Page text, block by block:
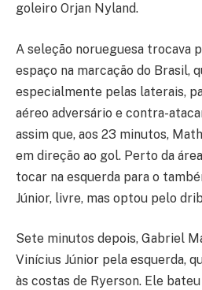
goleiro Orjan Nyland.
A seleção norueguesa trocava
espaço na marcação do Brasil,
especialmente pelas laterais,
aéreo adversário e contra-
assim que, aos 23 minutos,
em direção ao gol. Perto da
tocar na esquerda para o
Júnior, livre, mas optou pelo
Sete minutos depois, Gabriel
Vinícius Júnior pela esquerda,
às costas de Ryerson. Ele